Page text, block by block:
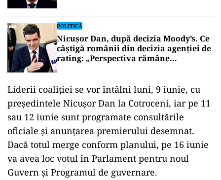
POLITICĂ
Nicușor Dan, după decizia Moody’s. Ce
câștigă românii din decizia agenției de
rating: „Perspectiva rămâne
Liderii coaliției se vor întâlni luni, 9 iunie, cu
președintele Nicușor Dan la Cotroceni, iar pe 11
sau 12 iunie sunt programate consultările
oficiale și anunțarea premierului desemnat.
Dacă totul merge conform planului, pe 16 iunie
va avea loc votul în Parlament pentru noul
Guvern și Programul de guvernare.